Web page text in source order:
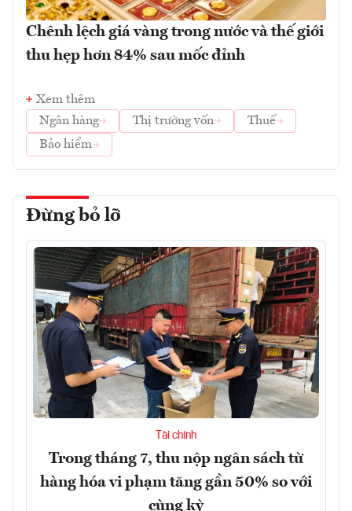
Chênh lệch giá vàng trong nước và thế giới
thu hẹp hơn 84% sau mốc đỉnh
Xem thêm
Ngân hàng
Thị trường vốn
Thuế
Bảo hiểm
Đừng bỏ lỡ
Tài chính
Trong tháng 7, thu nộp ngân sách từ
hàng hóa vi phạm tăng gần 50% so với
cùng kỳ